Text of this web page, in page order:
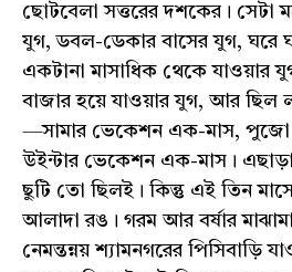
ছোটবেলা সত্তরের দশকের। সেটা
যুগ, ডবল-ডেকার বাসের যুগ, ঘরে
একটানা মাসাধিক থেকে যাওয়ার
বাজার হয়ে যাওয়ার যুগ, আর ছিল
—সামার ভেকেশন এক-মাস,
উইন্টার ভেকেশন এক-মাস। এছাড়া
ছুটি তো ছিলই। কিন্তু এই তিন
আলাদা রঙ। গরম আর বর্ষার
নেমন্তন্নয় শ্যামনগরের পিসিবাড়ি